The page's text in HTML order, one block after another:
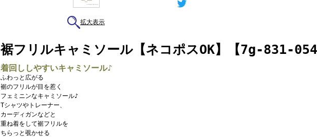
拡大表示
裾フリルキャミソール【ネコポスOK】【7g-831-
着回ししやすいキャミソール♪
ふわっと広がる
裾のフリルが目を惹く
フェミニンなキャミソール♪
Tシャツやトレーナー、
カーディガンなどと
重ね着をして裾フリルを
ちらっと覗かせる